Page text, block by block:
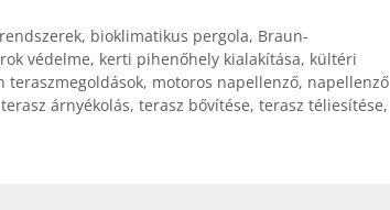
, bioklimatikus pergola, Braun-
védelme, kerti pihenőhely kialakítása, kültéri
teraszmegoldások, motoros napellenző, napellenző
terasz árnyékolás, terasz bővítése, terasz téliesítése,